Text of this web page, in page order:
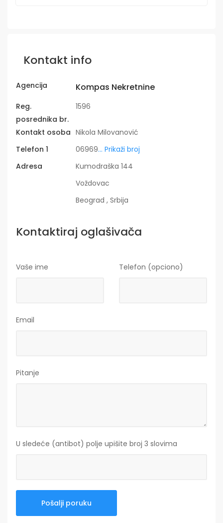
Kontakt info
Agencija Kompas Nekretnine
Reg.
posrednika br.
1596
Kontakt osoba Nikola Milovanović
Telefon 1
06969... Prikaži broj
Adresa
Kumodraška 144
Voždovac
Beograd , Srbija
Kontaktiraj oglašivača
Vaše ime Telefon (opciono)
Email
Pitanje
U sledeće (antibot) polje upišite broj 3 slovima